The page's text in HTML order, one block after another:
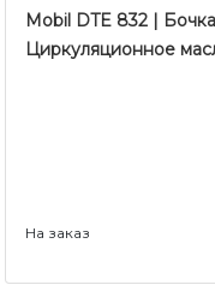
Mobil DTE 832 |
Циркуляционное
На заказ